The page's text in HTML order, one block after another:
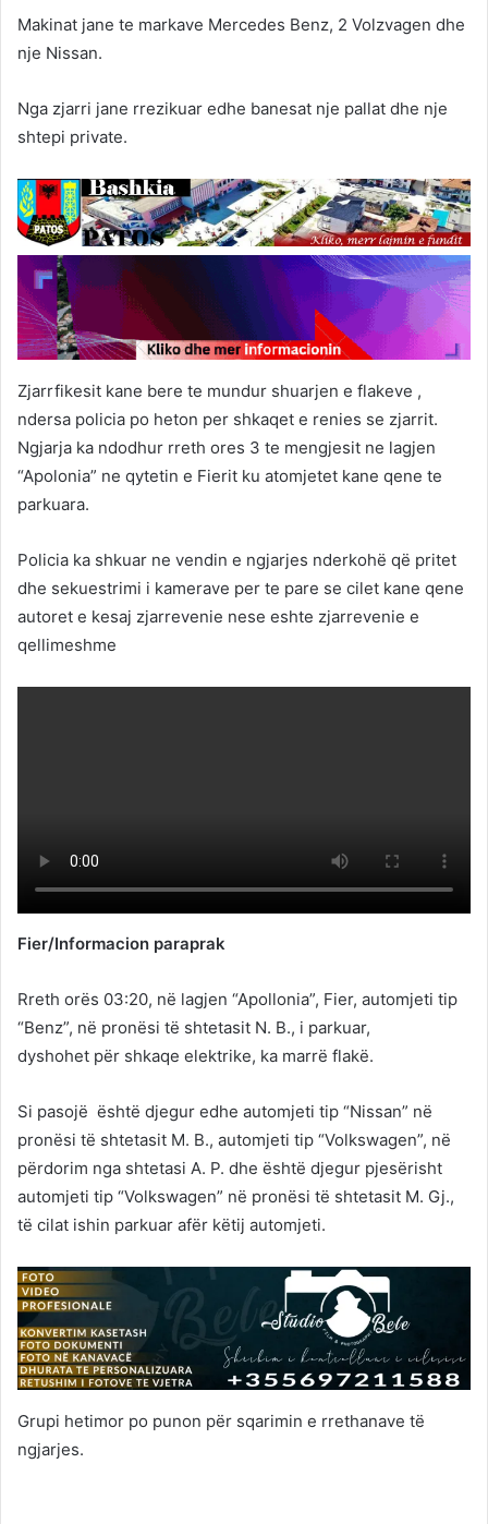
Makinat jane te markave Mercedes Benz, 2 Volzvagen dhe
nje Nissan.
Nga zjarri jane rrezikuar edhe banesat nje pallat dhe nje
shtepi private.
Zjarrfikesit kane bere te mundur shuarjen e flakeve ,
ndersa policia po heton per shkaqet e renies se zjarrit.
Ngjarja ka ndodhur rreth ores 3 te mengjesit ne lagjen
“Apolonia” ne qytetin e Fierit ku atomjetet kane qene te
parkuara.
Policia ka shkuar ne vendin e ngjarjes nderkohë që pritet
dhe sekuestrimi i kamerave per te pare se cilet kane qene
autoret e kesaj zjarrevenie nese eshte zjarrevenie e
qellimeshme
Fier/Informacion paraprak
Rreth orës 03:20, në lagjen “Apollonia”, Fier, automjeti tip
“Benz”, në pronësi të shtetasit N. B., i parkuar,
dyshohet për shkaqe elektrike, ka marrë flakë.
Si pasojë është djegur edhe automjeti tip “Nissan” në
pronësi të shtetasit M. B., automjeti tip “Volkswagen”, në
përdorim nga shtetasi A. P. dhe është djegur pjesërisht
automjeti tip “Volkswagen” në pronësi të shtetasit M. Gj.,
të cilat ishin parkuar afër këtij automjeti.
Grupi hetimor po punon për sqarimin e rrethanave të
ngjarjes.